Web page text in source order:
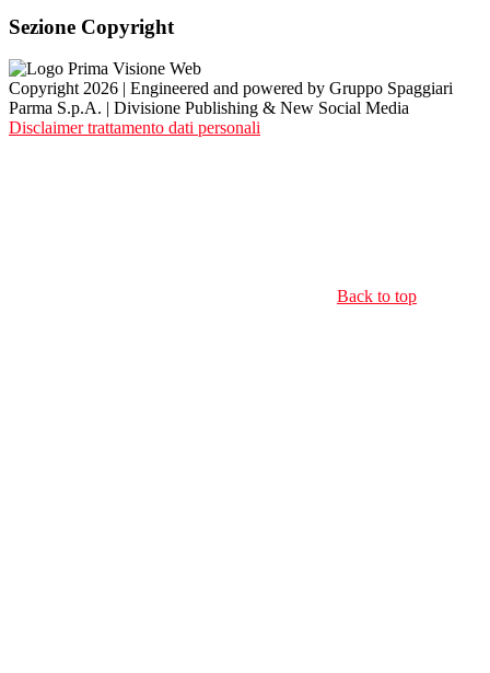
Sezione Copyright
Copyright 2026 | Engineered and powered by Gruppo Spaggiari
Parma S.p.A. | Divisione Publishing & New Social Media
Disclaimer trattamento dati personali
Back to top